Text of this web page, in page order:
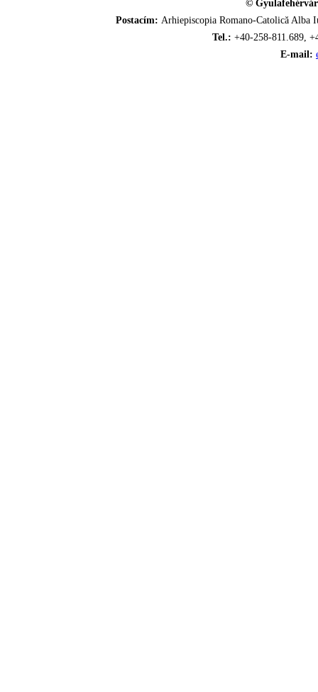
©
Postacím: Arhiepiscopia Romano-Catolică
Tel.: +40-258-811.689,
E-mail: